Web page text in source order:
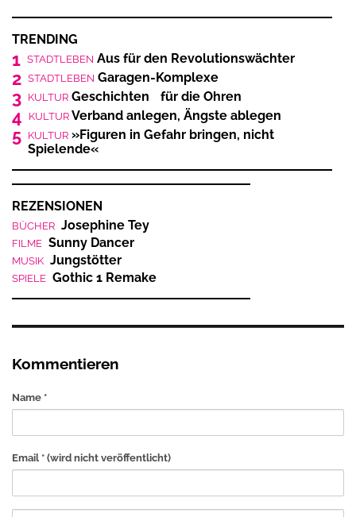
TRENDING
1 STADTLEBEN Aus für den Revolutionswächter
2 STADTLEBEN Garagen-Komplexe
3 KULTUR Geschichten für die Ohren
4 KULTUR Verband anlegen, Ängste ablegen
5 KULTUR »Figuren in Gefahr bringen, nicht
Spielende«
REZENSIONEN
BÜCHER Josephine Tey
FILME Sunny Dancer
MUSIK Jungstötter
SPIELE Gothic 1 Remake
Kommentieren
Name *
Email * (wird nicht veröffentlicht)